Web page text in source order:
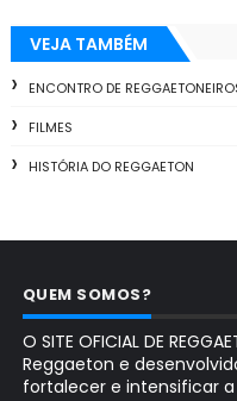
VEJA TAMBÉM
ENCONTRO DE
FILMES
HISTÓRIA DO REGGAETON
QUEM SOMOS?
O SITE OFICIAL DE
Reggaeton e
fortalecer e intensificar